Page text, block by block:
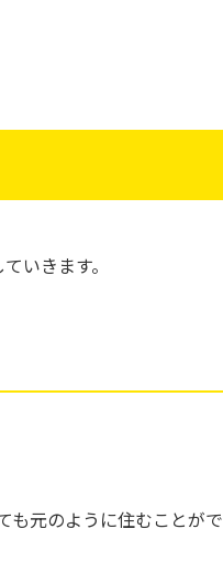
いきます。
も元のように住むことがで